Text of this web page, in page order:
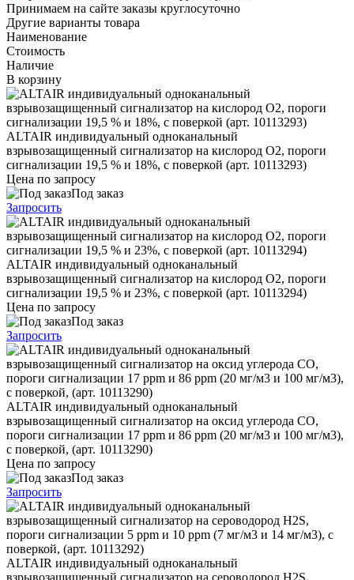
Принимаем на сайте заказы круглосуточно
Другие варианты товара
Наименование
Стоимость
Наличие
В корзину
ALTAIR индивидуальный одноканальный
взрывозащищенный сигнализатор на кислород O2, пороги
сигнализации 19,5 % и 18%, с поверкой (арт. 10113293)
Цена по запросу
Под заказ
Запросить
ALTAIR индивидуальный одноканальный
взрывозащищенный сигнализатор на кислород O2, пороги
сигнализации 19,5 % и 23%, с поверкой (арт. 10113294)
Цена по запросу
Под заказ
Запросить
ALTAIR индивидуальный одноканальный
взрывозащищенный сигнализатор на оксид углерода CO,
пороги сигнализации 17 ppm и 86 ppm (20 мг/м3 и 100 мг/м3),
с поверкой, (арт. 10113290)
Цена по запросу
Под заказ
Запросить
ALTAIR индивидуальный одноканальный
взрывозащищенный сигнализатор на сероводород H2S,